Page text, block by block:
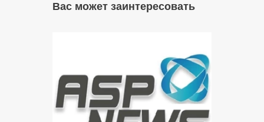
Вас может заинтересовать